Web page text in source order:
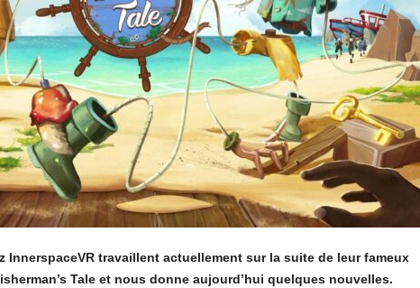
InnerspaceVR travaillent actuellement sur la suite de leur fameux
Tale et nous donne aujourd’hui quelques nouvelles.